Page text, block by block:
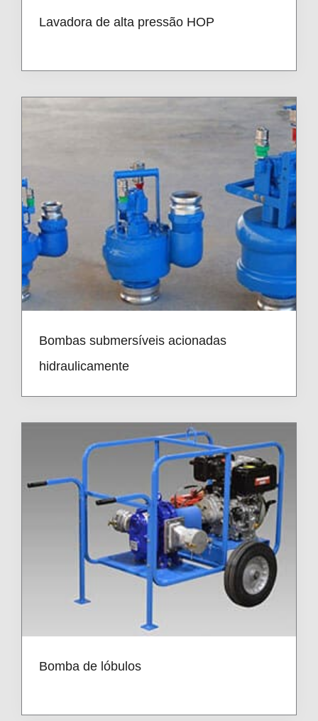
Lavadora de alta pressão HOP
Bombas submersíveis acionadas
hidraulicamente
Bomba de lóbulos